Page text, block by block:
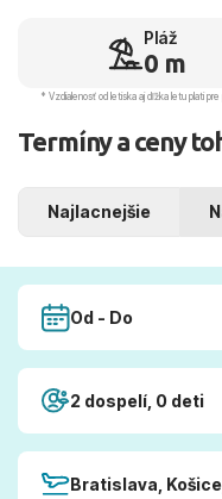
Pláž
0 m
* Vzdialenosť od letiska aj dľžka letu platí
Termíny a ceny
Najlacnejšie
Od - Do
2 dospelí, 0 deti
Bratislava,